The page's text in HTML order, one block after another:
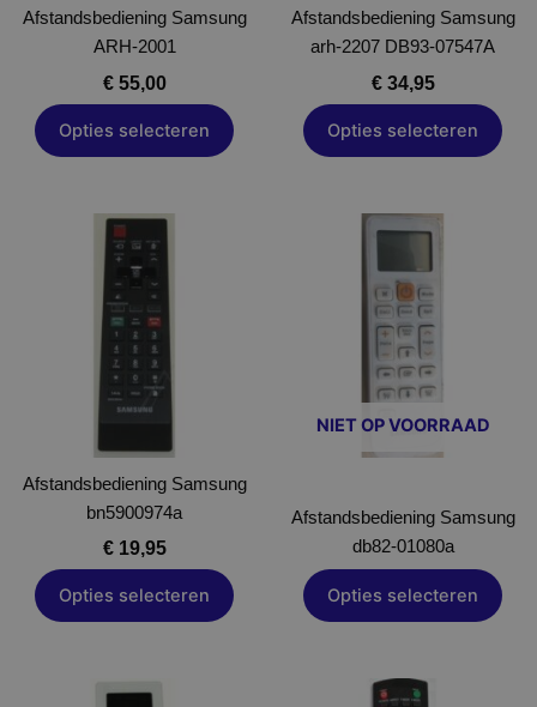
Afstandsbediening Samsung
ARH-2001
€55,00
Opties selecteren
worden
op
de
productpagina
Afstandsbediening Samsung
arh-2207 DB93-07547A
€34,95
Opties selecteren
worden
op
de
productpagina
Afstandsbediening Samsung
bn5900974a
€19,95
Opties selecteren
Dit
product
heeft
meerdere
variaties.
Deze
optie
gekozen
worden
op
de
productpagina
NIET OP VOORRAAD
Afstandsbediening Samsung
db82-01080a
Opties selecteren
Dit
Dit